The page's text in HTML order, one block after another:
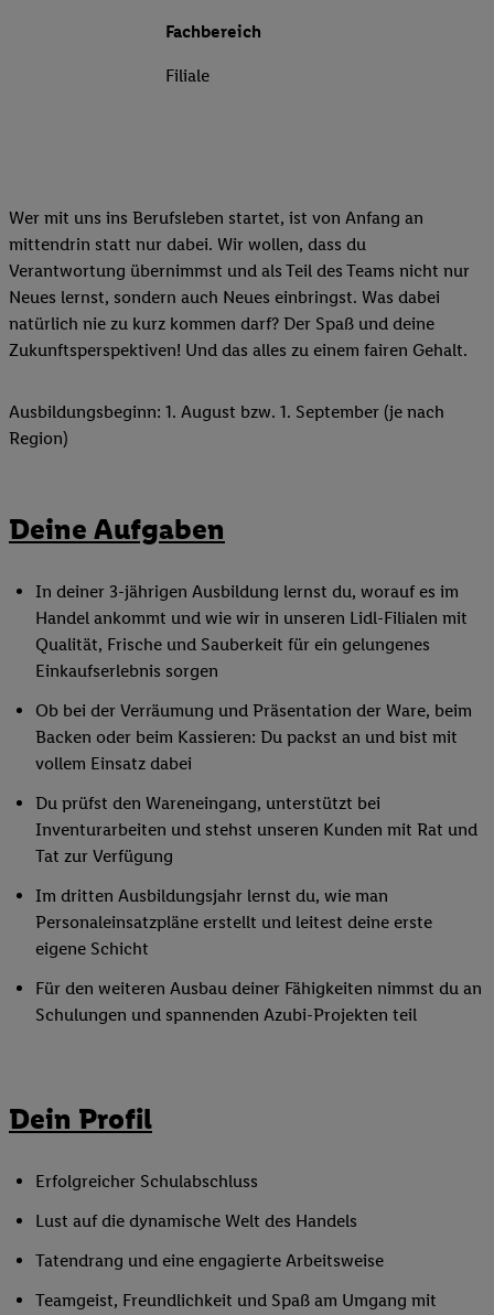
Fachbereich
Filiale
Wer mit uns ins Berufsleben startet, ist von Anfang an
mittendrin statt nur dabei. Wir wollen, dass du
Verantwortung übernimmst und als Teil des Teams nicht nur
Neues lernst, sondern auch Neues einbringst. Was dabei
natürlich nie zu kurz kommen darf? Der Spaß und deine
Zukunftsperspektiven! Und das alles zu einem fairen Gehalt.
Ausbildungsbeginn: 1. August bzw. 1. September (je nach
Region)
Deine Aufgaben
In deiner 3-jährigen Ausbildung lernst du, worauf es im
Handel ankommt und wie wir in unseren Lidl-Filialen mit
Qualität, Frische und Sauberkeit für ein gelungenes
Einkaufserlebnis sorgen
Ob bei der Verräumung und Präsentation der Ware, beim
Backen oder beim Kassieren: Du packst an und bist mit
vollem Einsatz dabei
Du prüfst den Wareneingang, unterstützt bei
Inventurarbeiten und stehst unseren Kunden mit Rat und
Tat zur Verfügung
Im dritten Ausbildungsjahr lernst du, wie man
Personaleinsatzpläne erstellt und leitest deine erste
eigene Schicht
Für den weiteren Ausbau deiner Fähigkeiten nimmst du an
Schulungen und spannenden Azubi-Projekten teil
Dein Profil
Erfolgreicher Schulabschluss
Lust auf die dynamische Welt des Handels
Tatendrang und eine engagierte Arbeitsweise
Teamgeist, Freundlichkeit und Spaß am Umgang mit